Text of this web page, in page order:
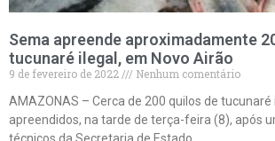
Sema apreende aproximadamente
tucunaré ilegal, em Novo Airão
9 de fevereiro de 2022
Nenhum comentário
AMAZONAS – Cerca de 200 quilos de
apreendidos, na tarde de terça-feira (8), após
técnicos da Secretaria de Estado